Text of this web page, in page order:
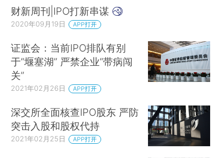
财新周刊|IPO打新串谋
2020年09月19日 APP打开
证监会：当前IPO排队有别
于“堰塞湖” 严禁企业“带病闯
关”
2021年02月26日 APP打开
深交所全面核查IPO股东 严防
突击入股和股权代持
2021年02月25日 APP打开